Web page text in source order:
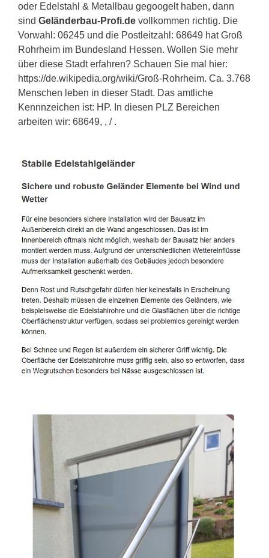
oder Edelstahl & Metallbau gegoogelt haben, dann
sind Geländerbau-Profi.de vollkommen richtig. Die
Vorwahl: 06245 und die Postleitzahl: 68649 hat Groß
Rohrheim im Bundesland Hessen. Wollen Sie mehr
über diese Stadt erfahren? Schauen Sie mal hier:
https://de.wikipedia.org/wiki/Groß-Rohrheim. Ca. 3.768
Menschen leben in dieser Stadt. Das amtliche
Kennnzeichen ist: HP. In diesen PLZ Bereichen
arbeiten wir: 68649, , / .